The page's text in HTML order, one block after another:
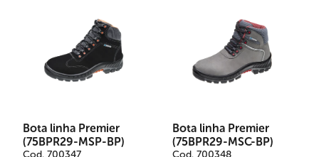
Bota linha Premier
(75BPR29-MSP-BP)
Cod. 700347
Bota linha Premier
(75BPR29-MSC-BP)
Cod. 700348